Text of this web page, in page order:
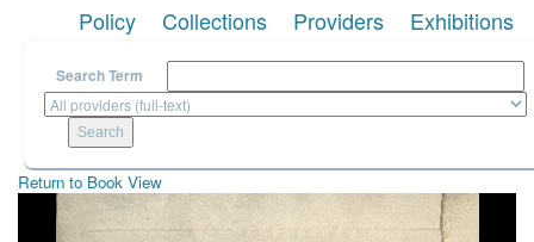
Policy Collections Providers Exhibitions
Search Term
Return to Book View